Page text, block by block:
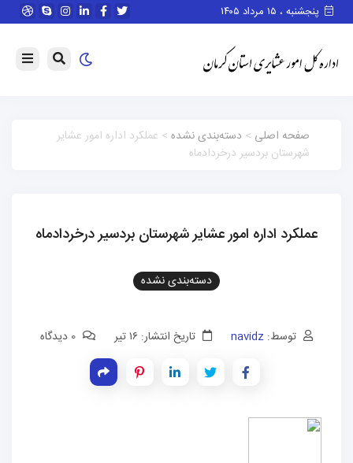
پنجشنبه ، ۱۵ مرداد ۱۴۰۵
صفحه اصلی > دسته‌بندی نشده > عملکرد اداره امور عشایر
شهرستان بردسیر درخردادماه
عملکرد اداره امور عشایر شهرستان بردسیر درخردادماه
دسته‌بندی نشده
توسط: navidz تاریخ انتشار: ۱۶ تیر